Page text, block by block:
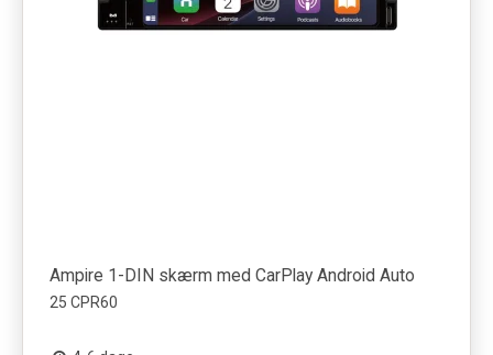
Ampire 1-DIN skærm med CarPlay Android Auto
25 CPR60